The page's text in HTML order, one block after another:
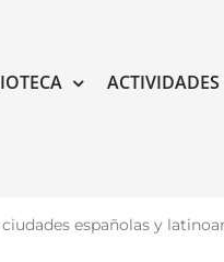
ACTIVIDADES
españolas y